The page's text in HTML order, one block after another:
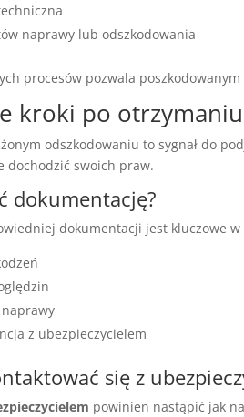
naprawy lub odszkodowania
procesów pozwala
kroki po
odszkodowaniu to sygnał do
dochodzić swoich praw.
dokumentację?
dokumentacji jest kluczowe w
z ubezpieczycielem
się z
powinien nastąpić jak